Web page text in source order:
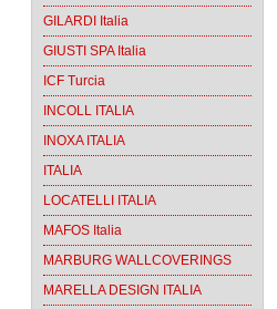
GILARDI Italia
GIUSTI SPA Italia
ICF Turcia
INCOLL ITALIA
INOXA ITALIA
ITALIA
LOCATELLI ITALIA
MAFOS Italia
MARBURG WALLCOVERINGS
MARELLA DESIGN ITALIA